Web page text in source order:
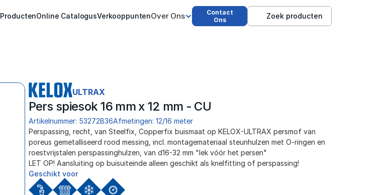
ProductenOnline CatalogusVerkooppuntenOver Ons
Contact
Ons
Zoek producten
ULTRAX
Pers spiesok 16 mm x 12 mm - CU
Artikelnummer: 53272B36Afmetingen: 12/16 meter
﻿Perspassing, recht, van Steelfix, Copperfix buismaat op KELOX-ULTRAX persmof van
poreus gemetalliseerd rood messing, incl. montagemateriaal steunhulzen met O-ringen en
roestvrijstalen perspassinghulzen, van d16-32 mm "lek vóór het persen"
LET OP! Aansluiting op buisuiteinde alleen geschikt als knelfitting of perspassing!
Geschikt voor